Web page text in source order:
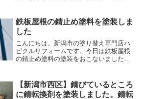
り進行している場合は錆転換剤を塗装し
て錆びにくいようにしてい...
鉄板屋根の錆止め塗料を塗装しま
した
こんにちは。新潟市の塗り替え専門店ハ
ピクルリフォームです。今日は鉄板屋根
の錆止め塗料の塗装をおこないました。
役割もあります。エポキシ錆止め塗料と
いうものを塗装しています...
【新潟市西区】錆びているところ
に錆転換剤を塗装しました。錆転